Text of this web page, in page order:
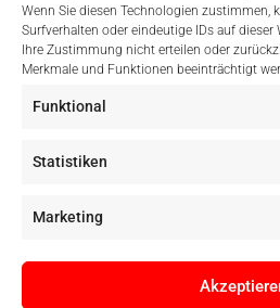
Wenn Sie diesen Technologien zustimmen,
Surfverhalten oder eindeutige IDs auf dieser
Ihre Zustimmung nicht erteilen oder
Merkmale und Funktionen beeinträchtigt
Funktional
Statistiken
Marketing